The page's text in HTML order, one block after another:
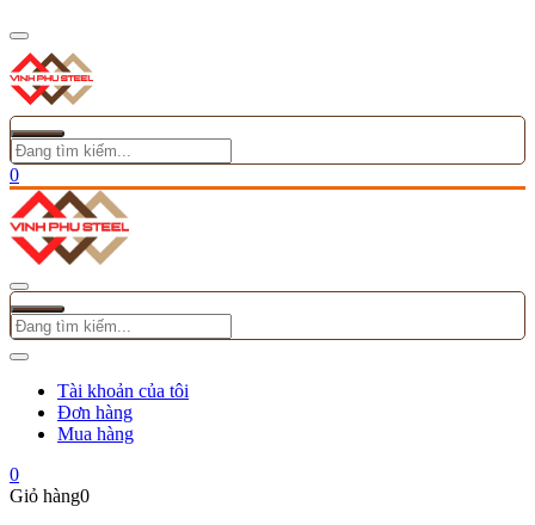
0
Tài khoản của tôi
Đơn hàng
Mua hàng
0
Giỏ hàng0